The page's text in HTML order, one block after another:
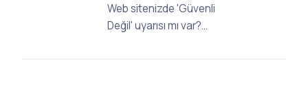
Web sitenizde 'Güvenli
Değil' uyarısı mı var?